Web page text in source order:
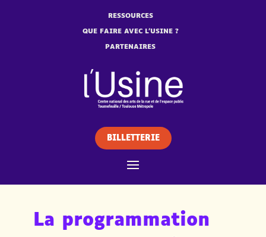
RESSOURCES
QUE FAIRE AVEC L’USINE ?
PARTENAIRES
BILLETTERIE
La programmation